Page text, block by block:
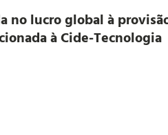
no lucro global à
à Cide-Tecnologia